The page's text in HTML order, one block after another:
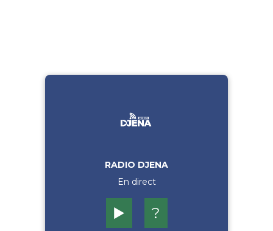
RADIO DJENA
En direct
▶️ ?